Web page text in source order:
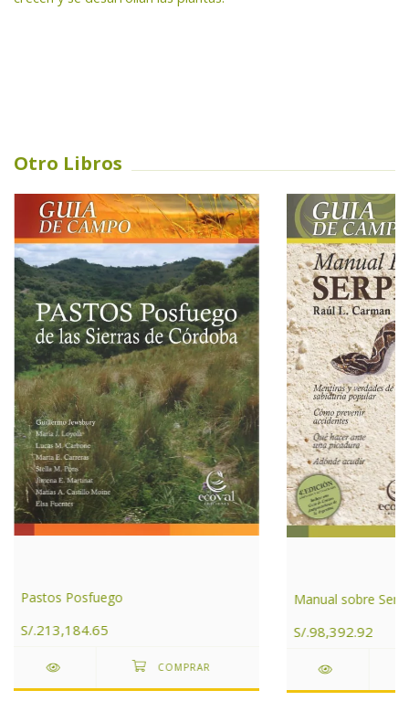
Otro Libros
Pastos Posfuego
S/.213,184.65
Manual sobre
S/.98,392.92